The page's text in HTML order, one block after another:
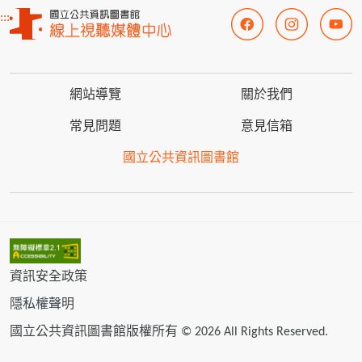
:::
網站導覽 關於我們
常見問題 意見信箱
國立公共資訊圖書館
資訊安全政策
隱私權聲明
國立公共資訊圖書館版權所有 © 2026 All Rights Reserved.